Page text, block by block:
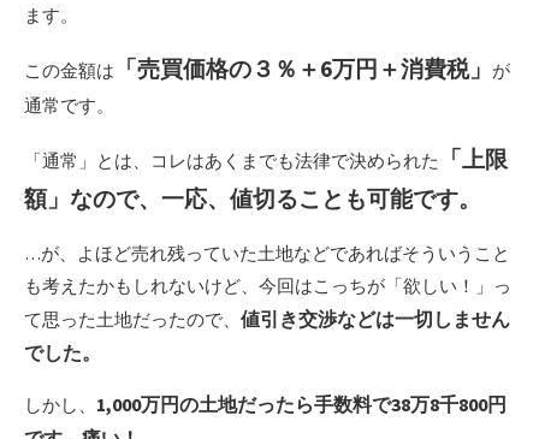
ます。
この金額は 「売買価格の３％＋6万円＋消費税」 が
通常です。
「通常」とは、コレはあくまでも法律で決められた
「上限
額」なので、一応、値切ることも可能です。
…が、よほど売れ残っていた土地などであればそういうこと
も考えたかもしれないけど、今回はこっちが「欲しい！」っ
て思った土地だったので、 値引き交渉などは一切しません
でした。
しかし、 1,000万円の土地だったら手数料で38万8千800円